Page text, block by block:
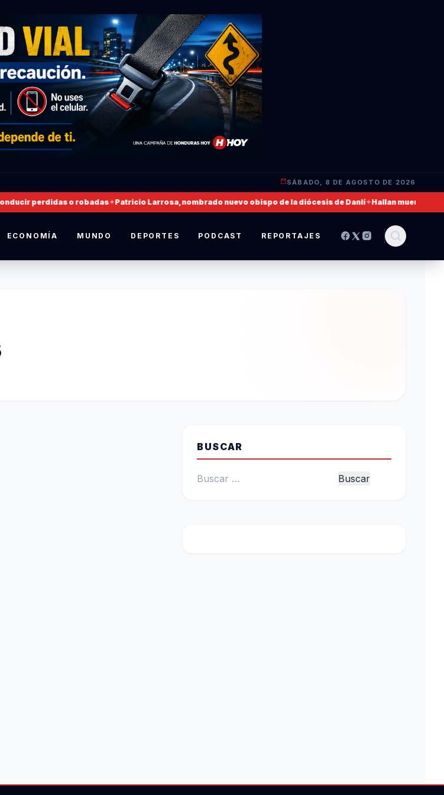
SÁBADO, 8 DE AGOSTO DE 2026
perdidas o robadas✦Patricio Larrosa, nombrado nuevo obispo de la diócesis de Danlí✦Hallan muerto a un
ECONOMÍA MUNDO DEPORTES PODCAST REPORTAJES
BUSCAR
Buscar: